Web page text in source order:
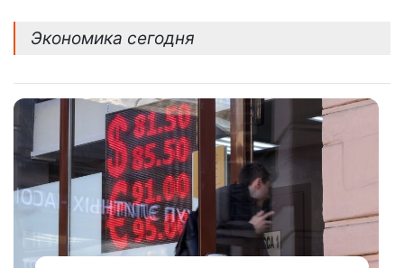
Экономика сегодня